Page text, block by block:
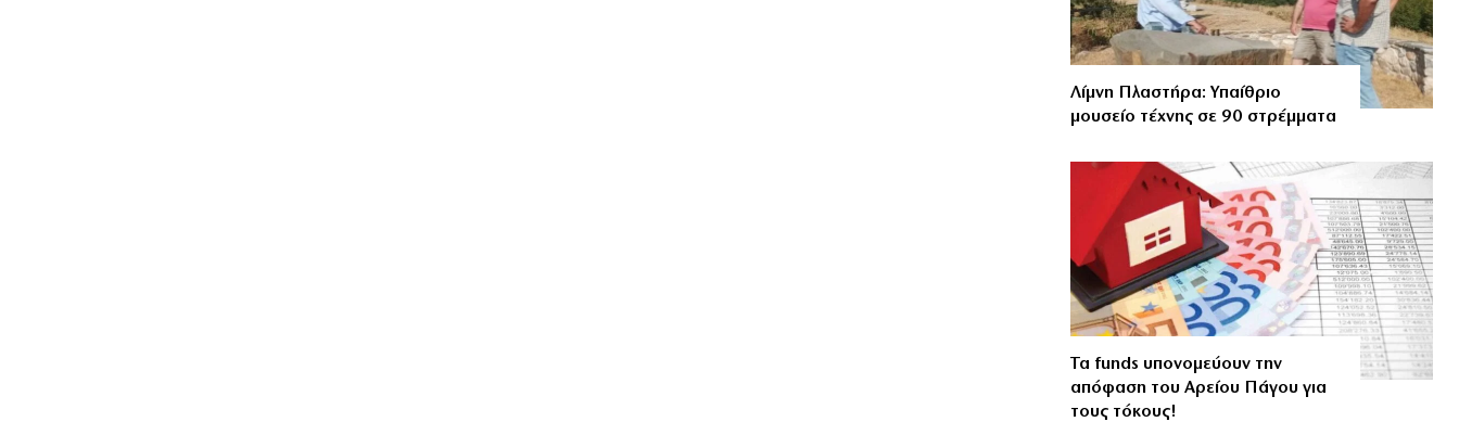
Λίμνη Πλαστήρα: Υπαίθριο
μουσείο τέχνης σε 90 στρέμματα
Τα funds υπονομεύουν την
απόφαση του Αρείου Πάγου για
τους τόκους!